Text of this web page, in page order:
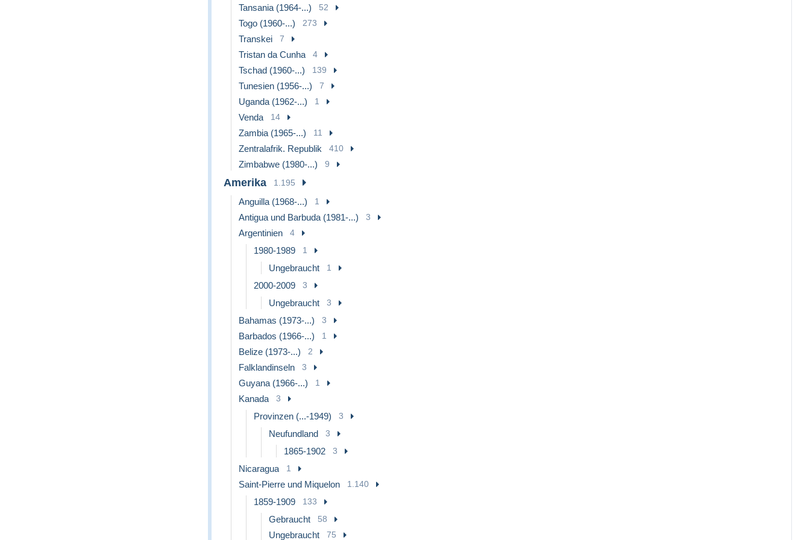
Tansania (1964-...) 52
Togo (1960-...) 273
Transkei 7
Tristan da Cunha 4
Tschad (1960-...) 139
Tunesien (1956-...) 7
Uganda (1962-...) 1
Venda 14
Zambia (1965-...) 11
Zentralafrik. Republik 410
Zimbabwe (1980-...) 9
Amerika 1.195
Anguilla (1968-...) 1
Antigua und Barbuda (1981-...) 3
Argentinien 4
1980-1989 1
Ungebraucht 1
2000-2009 3
Ungebraucht 3
Bahamas (1973-...) 3
Barbados (1966-...) 1
Belize (1973-...) 2
Falklandinseln 3
Guyana (1966-...) 1
Kanada 3
Provinzen (...-1949) 3
Neufundland 3
1865-1902 3
Nicaragua 1
Saint-Pierre und Miquelon 1.140
1859-1909 133
Gebraucht 58
Ungebraucht 75